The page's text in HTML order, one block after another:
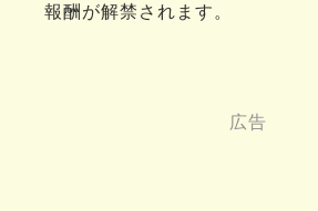
報酬が解禁されます。